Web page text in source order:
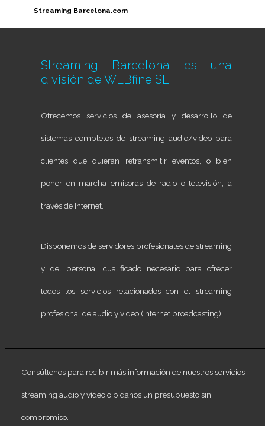
Streaming Barcelona.com
Streaming Barcelona es una
división de WEBfine SL
Ofrecemos servicios de asesoría y desarrollo de
sistemas completos de streaming audio/video para
clientes que quieran retransmitir eventos, o bien
poner en marcha emisoras de radio o televisión, a
través de Internet.
Disponemos de servidores profesionales de streaming
y del personal cualificado necesario para ofrecer
todos los servicios relacionados con el streaming
profesional de audio y video (internet broadcasting).
Consúltenos para recibir más información de nuestros servicios
streaming audio y vídeo o pídanos un presupuesto sin
compromiso.